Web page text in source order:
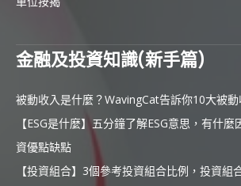
金融及投資知識(新手篇)
被動收入是什麼？WavingCat告訴你10大被
【ESG是什麼】五分鐘了解ESG意思，有什
資優點缺點
【投資組合】3個參考投資組合比例，投資組